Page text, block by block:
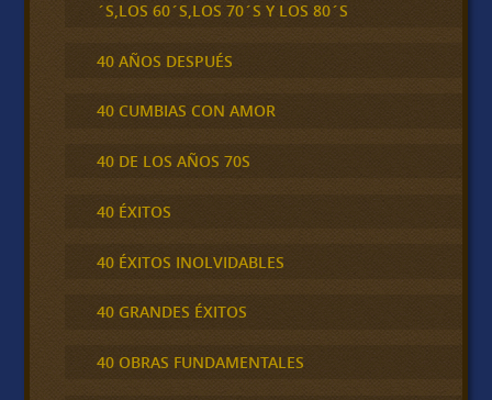
´S,LOS 60´S,LOS 70´S Y LOS 80´S
40 AÑOS DESPUÉS
40 CUMBIAS CON AMOR
40 DE LOS AÑOS 70S
40 ÉXITOS
40 ÉXITOS INOLVIDABLES
40 GRANDES ÉXITOS
40 OBRAS FUNDAMENTALES